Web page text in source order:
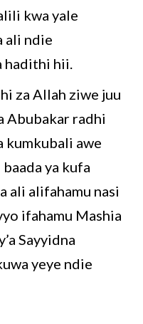
kwa yale
ali ndie
hadithi hii.
za Allah ziwe juu
Abubakar radhi
kumkubali awe
ya kufa
ifahamu Mashia
Sayyidna
yeye ndie